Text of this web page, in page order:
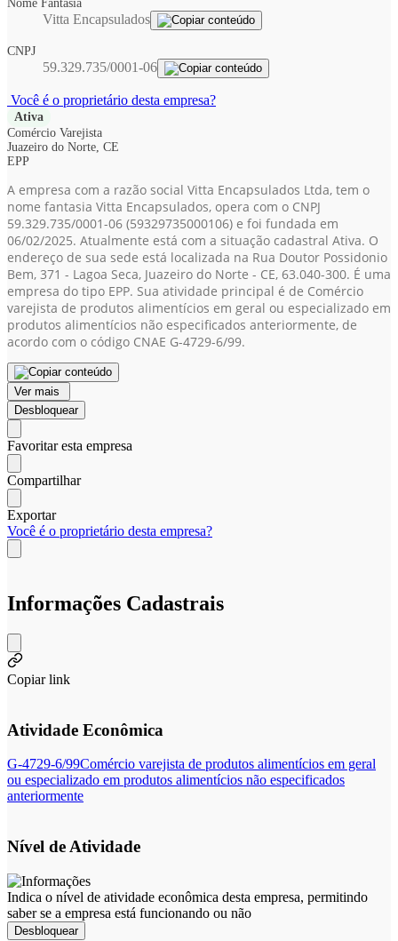
Nome Fantasia
Vitta Encapsulados
CNPJ
59.329.735/0001-06
Você é o proprietário desta empresa?
Ativa
Comércio Varejista
Juazeiro do Norte, CE
EPP
A empresa com a razão social Vitta Encapsulados Ltda, tem o
nome fantasia Vitta Encapsulados, opera com o CNPJ
59.329.735/0001-06 (59329735000106) e foi fundada em
06/02/2025. Atualmente está com a situação cadastral Ativa. O
endereço de sua sede está localizada na Rua Doutor Possidonio
Bem, 371 - Lagoa Seca, Juazeiro do Norte - CE, 63.040-300. É uma
empresa do tipo EPP. Sua atividade principal é de Comércio
varejista de produtos alimentícios em geral ou especializado em
produtos alimentícios não especificados anteriormente, de
acordo com o código CNAE G-4729-6/99.
Ver mais
Desbloquear
Favoritar esta empresa
Compartilhar
Exportar
Você é o proprietário desta empresa?
Informações Cadastrais
Copiar link
Atividade Econômica
G-4729-6/99Comércio varejista de produtos alimentícios em geral
ou especializado em produtos alimentícios não especificados
anteriormente
Nível de Atividade
Indica o nível de atividade econômica desta empresa, permitindo
saber se a empresa está funcionando ou não
Desbloquear